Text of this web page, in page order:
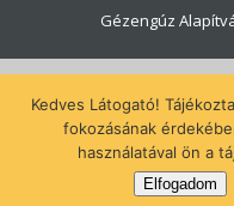
Gézengúz
Kedves Látogató!
fokozásának
használatával ön a
Elfogadom